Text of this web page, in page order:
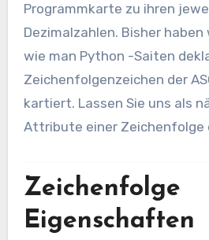
Programmkarte zu ihren
Dezimalzahlen. Bisher haben
wie man Python -Saiten
Zeichenfolgenzeichen der
kartiert. Lassen Sie uns als
Attribute einer Zeichenfolge
Zeichenfolge
Eigenschaften